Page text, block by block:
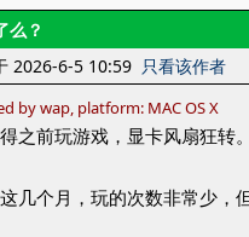
么？
2026-6-5 10:59 只看该作者
by wap, platform: MAC OS X
之前玩游戏，显卡风扇狂转
几个月，玩的次数非常少，